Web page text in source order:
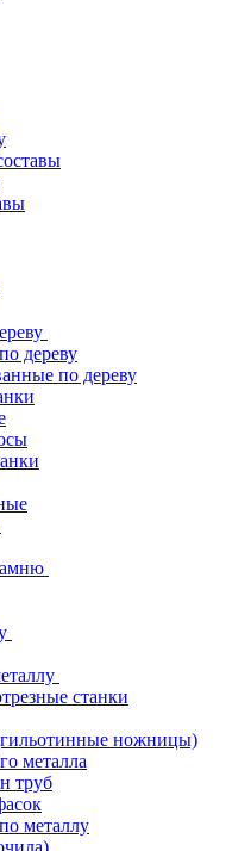
дереву
по дереву
станки
ножницы)
металла
труб
металлу